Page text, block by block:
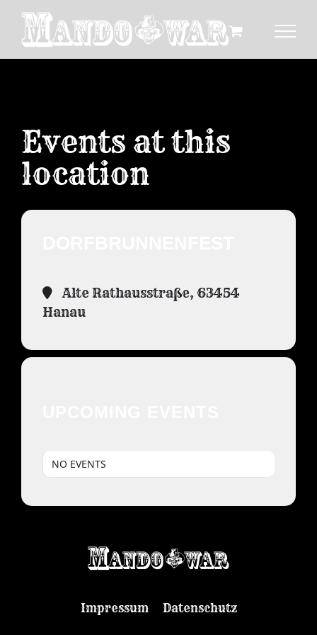
Inhalt
springen
Events at this
location
Alte Rathausstraße, 63454
Hanau
NO EVENTS
Impressum Datenschutz